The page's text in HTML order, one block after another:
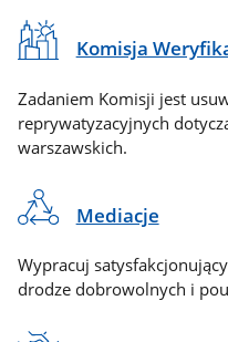
Komisja
Zadaniem Komisji jest
reprywatyzacyjnych
warszawskich.
Mediacje
Wypracuj
drodze dobrowolnych i